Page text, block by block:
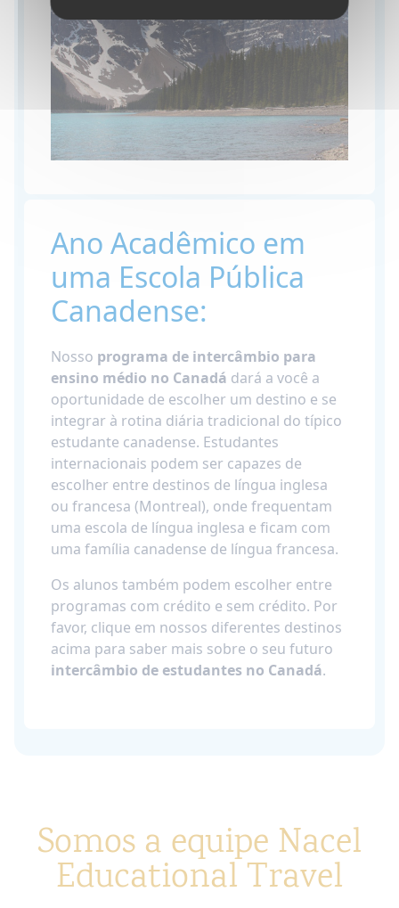
Ano Acadêmico em
uma Escola Pública
Canadense:
Nosso programa de intercâmbio para
ensino médio no Canadá dará a você a
oportunidade de escolher um destino e se
integrar à rotina diária tradicional do típico
estudante canadense. Estudantes
internacionais podem ser capazes de
escolher entre destinos de língua inglesa
ou francesa (Montreal), onde frequentam
uma escola de língua inglesa e ficam com
uma família canadense de língua francesa.
Os alunos também podem escolher entre
programas com crédito e sem crédito. Por
favor, clique em nossos diferentes destinos
acima para saber mais sobre o seu futuro
intercâmbio de estudantes no Canadá.
Somos a equipe Nacel
Educational Travel